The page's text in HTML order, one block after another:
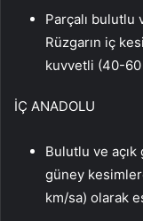
Parçalı bulutlu
Rüzgarın iç
kuvvetli (40-
İÇ ANADOLU
Bulutlu ve
güney
km/sa) olarak